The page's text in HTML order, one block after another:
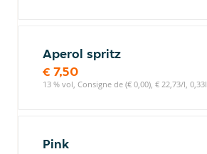
Aperol spritz
€ 7,50
13 % vol, Consigne de (€ 0,00), € 22,73/l, 0,33l
Pink